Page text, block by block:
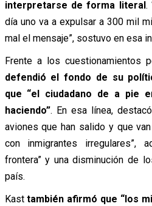
interpretarse de forma literal.
día uno va a expulsar a 300 mil
mal el mensaje”, sostuvo en esa
Frente a los cuestionamientos
defendió el fondo de su
que “el ciudadano de a pie
haciendo”. En esa línea,
aviones que han salido y que
con inmigrantes irregulares”,
frontera” y una disminución de
país.
Kasttambién afirmó que “los